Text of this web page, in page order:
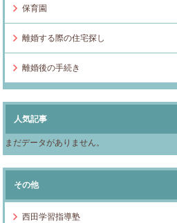
保育園
離婚する際の住宅探し
離婚後の手続き
人気記事
まだデータがありません。
その他
西田学習指導塾